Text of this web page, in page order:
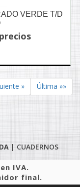
VERDE T/D
» Última »»
| CUADERNOS
IVA.
final.